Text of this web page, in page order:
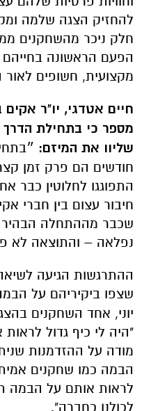
להחזיק הצגה שלמה
חלק ניכר מהשחקנים
הפעם הראשונה
מקצועית, חשופים לאור
חיים אטדגי, יו"ר
מספר כי בתחילת
שליוו את המיזם:
חודשים הם פרק זמן
התפוגגו לחלוטין כבר
חיבור עצום בין חברי
שכבר מההתחלה
נפלאה – והתוצאה לא
ההתרגשות הגיעה
שצפו ביקיריהם על
יוני, אחד השחקנים
"היה לי כיף גדול
מודה על ההזדמנות
הבמה כמו שחקנים
לראות אותם על הבמה
לכולנו כחברה".